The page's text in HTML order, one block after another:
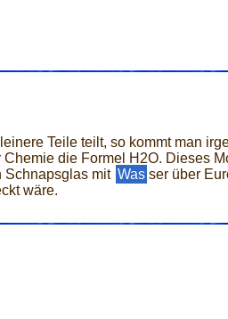
Teile teilt, so kommt man
die Formel H2O. Dieses
Schnapsglas mit Was ser über
wäre.